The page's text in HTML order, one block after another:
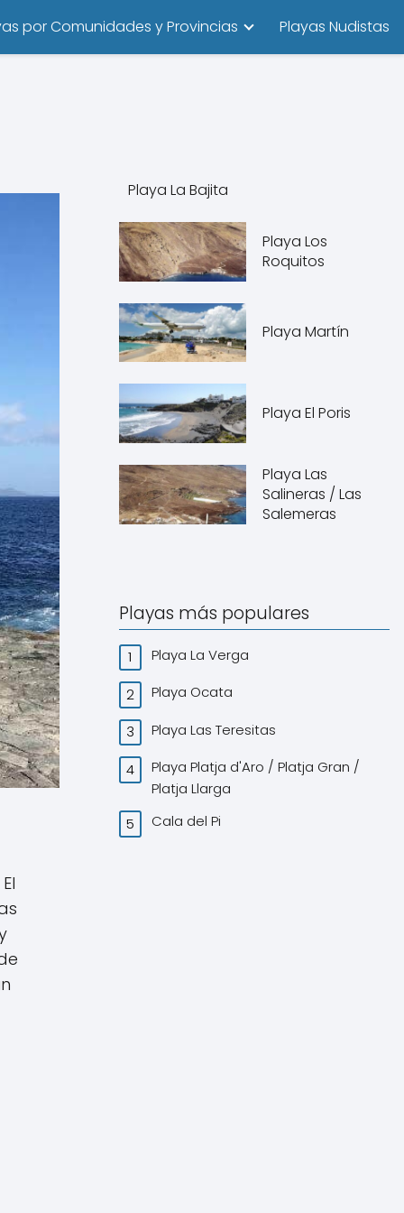
por Comunidades y Provincias Playas Nudistas
Playa La Bajita
Playa Los
Roquitos
Playa Martín
Playa El Poris
Playa Las
Salineras / Las
Salemeras
Playas más populares
Playa La Verga
Playa Ocata
Playa Las Teresitas
Playa Platja d'Aro / Platja Gran /
Platja Llarga
Cala del Pi